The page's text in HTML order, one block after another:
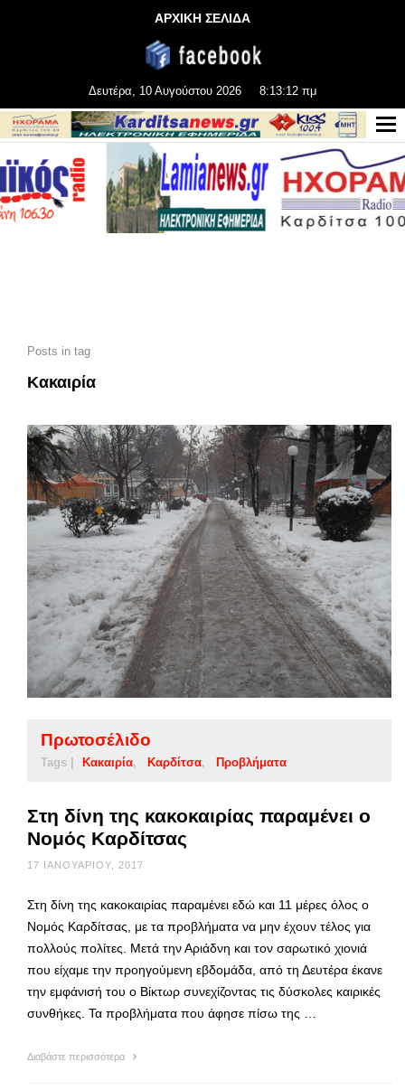
ΑΡΧΙΚΗ ΣΕΛΙΔΑ
Δευτέρα, 10 Αυγούστου 2026 8:13:12 πμ
Posts in tag
Κακαιρία
Πρωτοσέλιδο
Tags | Κακαιρία Καρδίτσα Προβλήματα
Στη δίνη της κακοκαιρίας παραμένει ο
Νομός Καρδίτσας
17 ΙΑΝΟΥΑΡΊΟΥ, 2017
Στη δίνη της κακοκαιρίας παραμένει εδώ και 11 μέρες όλος ο
Νομός Καρδίτσας, με τα προβλήματα να μην έχουν τέλος για
πολλούς πολίτες. Μετά την Αριάδνη και τον σαρωτικό χιονιά
που είχαμε την προηγούμενη εβδομάδα, από τη Δευτέρα έκανε
την εμφάνισή του ο Βίκτωρ συνεχίζοντας τις δύσκολες καιρικές
συνθήκες. Τα προβλήματα που άφησε πίσω της …
Διαβάστε περισσότερα